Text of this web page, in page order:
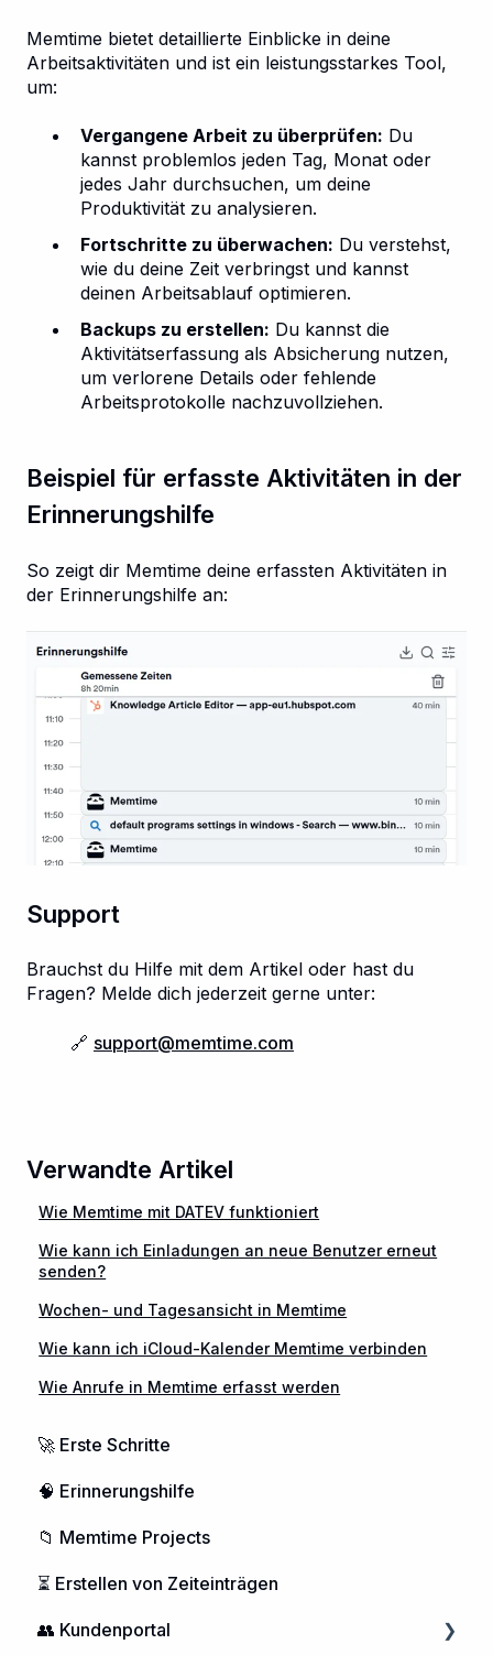
Memtime bietet detaillierte Einblicke in deine
Arbeitsaktivitäten und ist ein leistungsstarkes Tool,
um:
Vergangene Arbeit zu überprüfen: Du
kannst problemlos jeden Tag, Monat oder
jedes Jahr durchsuchen, um deine
Produktivität zu analysieren.
Fortschritte zu überwachen: Du verstehst,
wie du deine Zeit verbringst und kannst
deinen Arbeitsablauf optimieren.
Backups zu erstellen: Du kannst die
Aktivitätserfassung als Absicherung nutzen,
um verlorene Details oder fehlende
Arbeitsprotokolle nachzuvollziehen.
Beispiel für erfasste Aktivitäten in der
Erinnerungshilfe
So zeigt dir Memtime deine erfassten Aktivitäten in
der Erinnerungshilfe an:
Support
Brauchst du Hilfe mit dem Artikel oder hast du
Fragen? Melde dich jederzeit gerne unter:
🔗 support@memtime.com
Verwandte Artikel
Wie Memtime mit DATEV funktioniert
Wie kann ich Einladungen an neue Benutzer erneut
senden?
Wochen- und Tagesansicht in Memtime
Wie kann ich iCloud-Kalender Memtime verbinden
Wie Anrufe in Memtime erfasst werden
🚀 Erste Schritte
🧠 Erinnerungshilfe
📁 Memtime Projects
⏳ Erstellen von Zeiteinträgen
👥 Kundenportal